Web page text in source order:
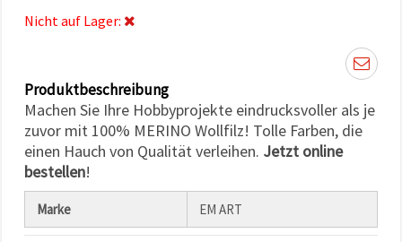
jederzeit
ändern
Datenschutzerklärung
Cookie-
Richtlinie
Alle
akzeptieren
Cookie-
Einstellungen
Nicht auf Lager:
Produktbeschreibung
Machen Sie Ihre Hobbyprojekte eindrucksvoller als je
zuvor mit 100% MERINO Wollfilz! Tolle Farben, die
einen Hauch von Qualität verleihen. Jetzt online
bestellen!
Marke EM ART